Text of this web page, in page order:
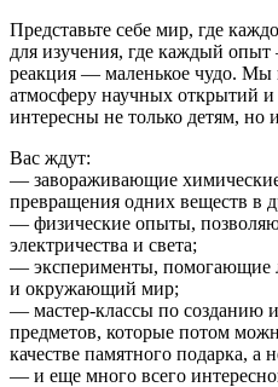
Представьте себе мир, где
для изучения, где каждый
реакция — маленькое чудо. Мы
атмосферу научных открытий и
интересны не только детям, но
Вас ждут:
— завораживающие
превращения одних веществ в
— физические опыты,
электричества и света;
— эксперименты, помогающие
и окружающий мир;
— мастер-классы по созданию
предметов, которые потом
качестве памятного подарка, а
— и еще много всего